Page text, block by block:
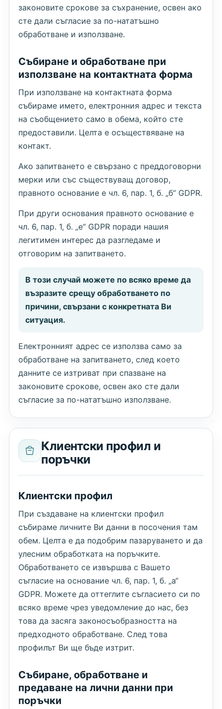
законовите срокове за съхранение, освен ако
сте дали съгласие за по-нататъшно
обработване и използване.
Събиране и обработване при
използване на контактната форма
При използване на контактната форма
събираме името, електронния адрес и текста
на съобщението само в обема, който сте
предоставили. Целта е осъществяване на
контакт.
Ако запитването е свързано с преддоговорни
мерки или със съществуващ договор,
правното основание е чл. 6, пар. 1, б. „б“ GDPR.
При други основания правното основание е
чл. 6, пар. 1, б. „е“ GDPR поради нашия
легитимен интерес да разгледаме и
отговорим на запитването.
В този случай можете по всяко време да
възразите срещу обработването по
причини, свързани с конкретната Ви
ситуация.
Електронният адрес се използва само за
обработване на запитването, след което
данните се изтриват при спазване на
законовите срокове, освен ако сте дали
съгласие за по-нататъшно използване.
Клиентски профил и
поръчки
Клиентски профил
При създаване на клиентски профил
събираме личните Ви данни в посочения там
обем. Целта е да подобрим пазаруването и да
улесним обработката на поръчките.
Обработването се извършва с Вашето
съгласие на основание чл. 6, пар. 1, б. „а“
GDPR. Можете да оттеглите съгласието си по
всяко време чрез уведомление до нас, без
това да засяга законосъобразността на
предходното обработване. След това
профилът Ви ще бъде изтрит.
Събиране, обработване и
предаване на лични данни при
поръчки